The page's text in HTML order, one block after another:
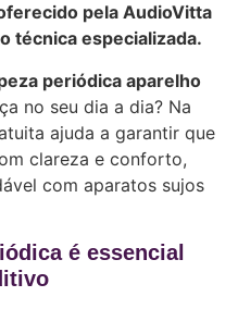
pela AudioVitta
técnica especializada.
periódica aparelho
no seu dia a dia? Na
ajuda a garantir que
clareza e conforto,
com aparatos sujos
é essencial